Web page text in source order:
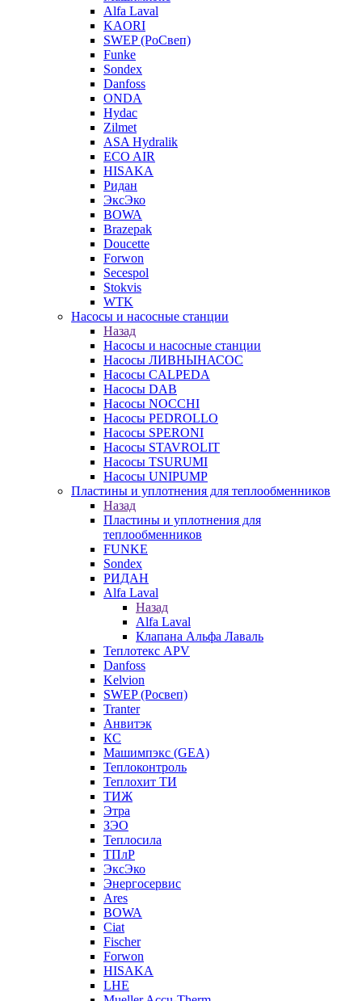
Alfa Laval
KAORI
SWEP (РоСвеп)
Funke
Sondex
Danfoss
ONDA
Hydac
Zilmet
ASA Hydralik
ECO AIR
HISAKA
Ридан
ЭксЭко
BOWA
Brazepak
Doucette
Forwon
Secespol
Stokvis
WTK
Насосы и насосные станции
Назад
Насосы и насосные станции
Насосы ЛИВНЫНАСОС
Насосы CALPEDA
Насосы DAB
Насосы NOCCHI
Насосы PEDROLLO
Насосы SPERONI
Насосы STAVROLIT
Насосы TSURUMI
Насосы UNIPUMP
Пластины и уплотнения для теплообменников
Назад
Пластины и уплотнения для
теплообменников
FUNKE
Sondex
РИДАН
Alfa Laval
Назад
Alfa Laval
Клапана Альфа Лаваль
Теплотекс APV
Danfoss
Kelvion
SWEP (Росвеп)
Tranter
Анвитэк
КС
Машимпэкс (GEA)
Теплоконтроль
Теплохит ТИ
ТИЖ
Этра
ЗЭО
Теплосила
ТПлР
ЭксЭко
Энергосервис
Ares
BOWA
Ciat
Fischer
Forwon
HISAKA
LHE